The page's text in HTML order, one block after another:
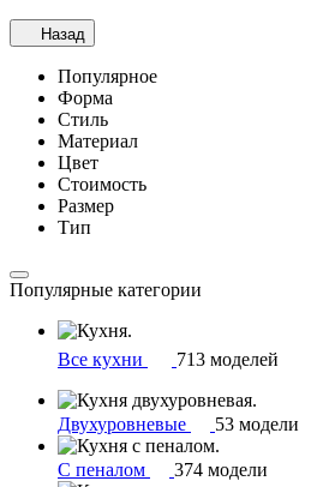
Назад
Популярное
Форма
Стиль
Материал
Цвет
Стоимость
Размер
Тип
Популярные категории
Все кухни 713 моделей
Двухуровневые 53 модели
С пеналом 374 модели